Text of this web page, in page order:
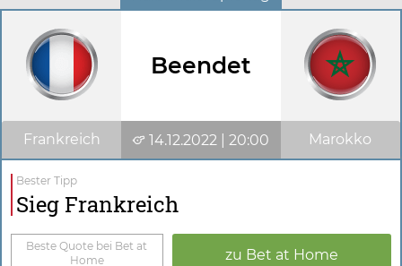
Beendet
Frankreich 14.12.2022 | 20:00 Marokko
Bester Tipp
Sieg Frankreich
Beste Quote bei Bet at
Home
zu Bet at Home